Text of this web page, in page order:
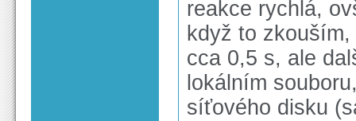
reakce rychlá,
když to
cca 0,5 s, ale
lokálním
síťového disku